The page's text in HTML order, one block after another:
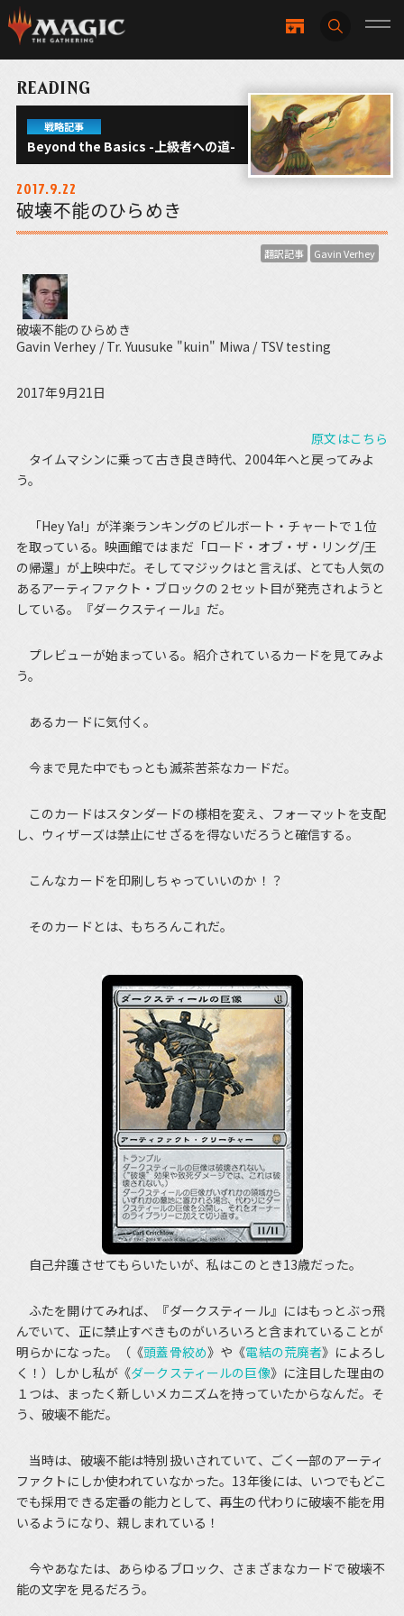
READING
戦略記事
Beyond the Basics -上級者への道-
2017.9.22
破壊不能のひらめき
翻訳記事 Gavin Verhey
破壊不能のひらめき
Gavin Verhey / Tr. Yuusuke "kuin" Miwa / TSV testing
2017年9月21日
原文はこちら
タイムマシンに乗って古き良き時代、2004年へと戻ってみよ
う。
「Hey Ya!」が洋楽ランキングのビルボート・チャートで１位
を取っている。映画館ではまだ「ロード・オブ・ザ・リング/王
の帰還」が上映中だ。そしてマジックはと言えば、とても人気の
あるアーティファクト・ブロックの２セット目が発売されようと
している。『ダークスティール』だ。
プレビューが始まっている。紹介されているカードを見てみよ
う。
あるカードに気付く。
今まで見た中でもっとも滅茶苦茶なカードだ。
このカードはスタンダードの様相を変え、フォーマットを支配
し、ウィザーズは禁止にせざるを得ないだろうと確信する。
こんなカードを印刷しちゃっていいのか！？
そのカードとは、もちろんこれだ。
自己弁護させてもらいたいが、私はこのとき13歳だった。
ふたを開けてみれば、『ダークスティール』にはもっとぶっ飛
んでいて、正に禁止すべきものがいろいろと含まれていることが
明らかになった。（《頭蓋骨絞め》や《電結の荒廃者》によろし
く！）しかし私が《ダークスティールの巨像》に注目した理由の
１つは、まったく新しいメカニズムを持っていたからなんだ。そ
う、破壊不能だ。
当時は、破壊不能は特別扱いされていて、ごく一部のアーティ
ファクトにしか使われていなかった。13年後には、いつでもどこ
でも採用できる定番の能力として、再生の代わりに破壊不能を用
いるようになり、親しまれている！
今やあなたは、あらゆるブロック、さまざまなカードで破壊不
能の文字を見るだろう。